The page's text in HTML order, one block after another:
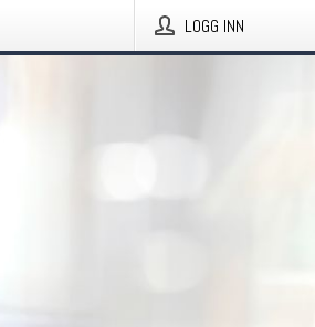
LOGG INN